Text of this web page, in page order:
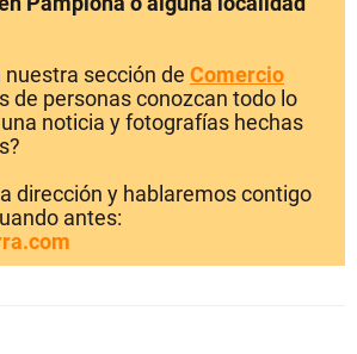
nuestra sección de Comercio
de personas conozcan todo lo
noticia y fotografías hechas
dirección y hablaremos contigo
antes: